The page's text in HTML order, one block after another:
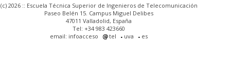
(c) 2026 :: Escuela Técnica Superior de Ingenieros de Telecomunicación
Paseo Belén 15. Campus Miguel Delibes
47011 Valladolid, España
Tel: +34 983 423660
email: infoacceso
tel uva es